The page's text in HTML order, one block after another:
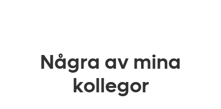
Några av mina
kollegor